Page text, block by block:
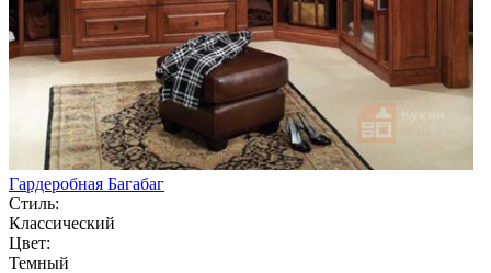
Гардеробная Багабаг
Стиль:
Классический
Цвет:
Темный